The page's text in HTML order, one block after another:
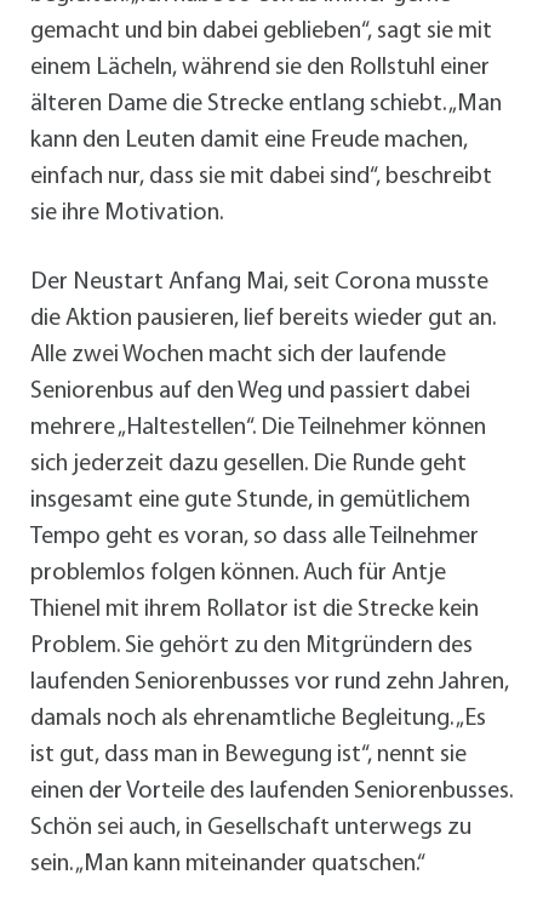
gemacht und bin dabei geblieben“, sagt sie mit
einem Lächeln, während sie den Rollstuhl einer
älteren Dame die Strecke entlang schiebt. „Man
kann den Leuten damit eine Freude machen,
einfach nur, dass sie mit dabei sind“, beschreibt
sie ihre Motivation.
Der Neustart Anfang Mai, seit Corona musste
die Aktion pausieren, lief bereits wieder gut an.
Alle zwei Wochen macht sich der laufende
Seniorenbus auf den Weg und passiert dabei
mehrere „Haltestellen“. Die Teilnehmer können
sich jederzeit dazu gesellen. Die Runde geht
insgesamt eine gute Stunde, in gemütlichem
Tempo geht es voran, so dass alle Teilnehmer
problemlos folgen können. Auch für Antje
Thienel mit ihrem Rollator ist die Strecke kein
Problem. Sie gehört zu den Mitgründern des
laufenden Seniorenbusses vor rund zehn Jahren,
damals noch als ehrenamtliche Begleitung. „Es
ist gut, dass man in Bewegung ist“, nennt sie
einen der Vorteile des laufenden Seniorenbusses.
Schön sei auch, in Gesellschaft unterwegs zu
sein. „Man kann miteinander quatschen.“